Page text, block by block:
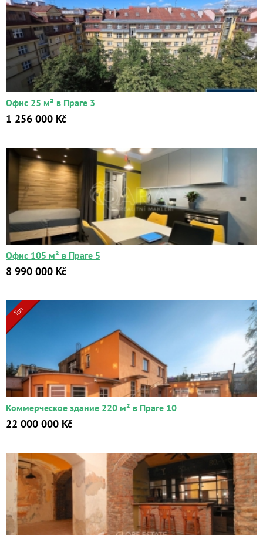
Поиск
Расширенный поиск
Офис 25 м² в Праге 3
1 256 000 Kč
Офис 105 м² в Праге 5
8 990 000 Kč
Топ
Коммерческое здание 220 м² в Праге 10
22 000 000 Kč